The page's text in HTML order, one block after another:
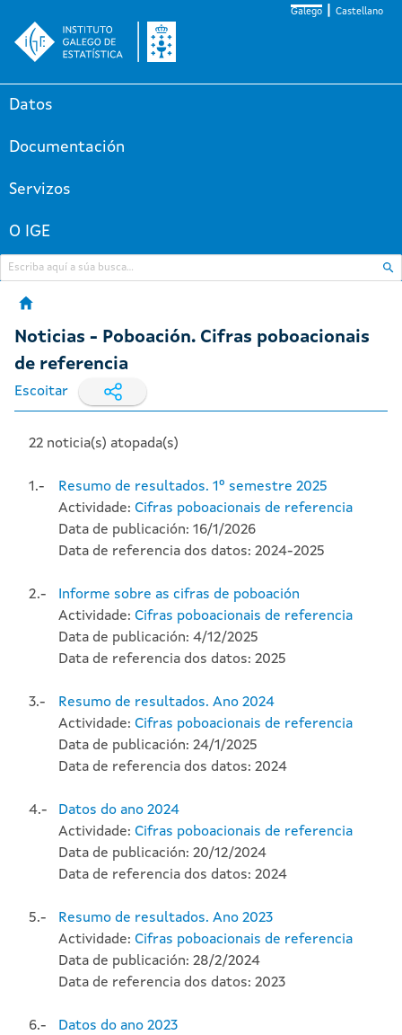
Galego Castellano
Datos
Documentación
Servizos
O IGE
Noticias - Poboación. Cifras poboacionais
de referencia
Escoitar
22 noticia(s) atopada(s)
1.-
Resumo de resultados. 1º semestre 2025
Actividade: Cifras poboacionais de referencia
Data de publicación: 16/1/2026
Data de referencia dos datos: 2024-2025
2.-
Informe sobre as cifras de poboación
Actividade: Cifras poboacionais de referencia
Data de publicación: 4/12/2025
Data de referencia dos datos: 2025
3.-
Resumo de resultados. Ano 2024
Actividade: Cifras poboacionais de referencia
Data de publicación: 24/1/2025
Data de referencia dos datos: 2024
4.-
Datos do ano 2024
Actividade: Cifras poboacionais de referencia
Data de publicación: 20/12/2024
Data de referencia dos datos: 2024
5.-
Resumo de resultados. Ano 2023
Actividade: Cifras poboacionais de referencia
Data de publicación: 28/2/2024
Data de referencia dos datos: 2023
6.-
Datos do ano 2023